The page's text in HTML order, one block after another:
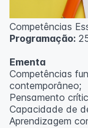
Competências
Programação:
Ementa
Competências
contemporâneo;
Pensamento
Capacidade de
Aprendizagem